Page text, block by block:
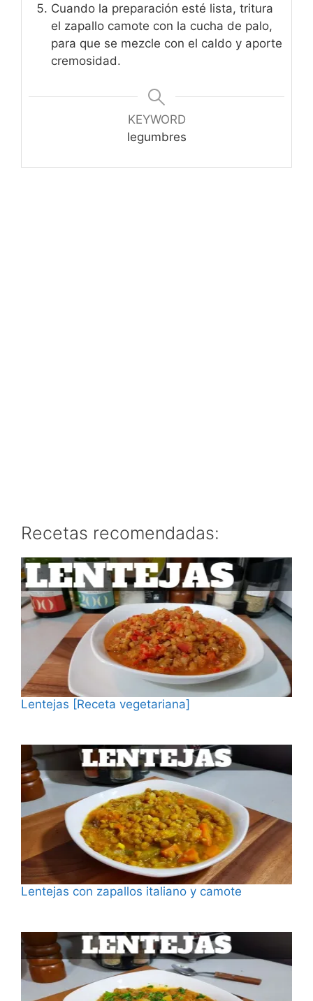
Cuando la preparación esté lista, tritura
el zapallo camote con la cucha de palo,
para que se mezcle con el caldo y aporte
cremosidad.
KEYWORD
legumbres
Recetas recomendadas:
Lentejas [Receta vegetariana]
Lentejas con zapallos italiano y camote